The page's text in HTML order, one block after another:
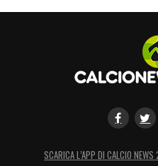
SCARICA L’APP DI CALCIO